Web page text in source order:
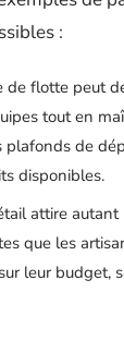
:
de flotte peut
tout en
plafonds de
disponibles.
attire
que les
leur budget,